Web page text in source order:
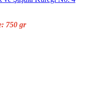
750 gr